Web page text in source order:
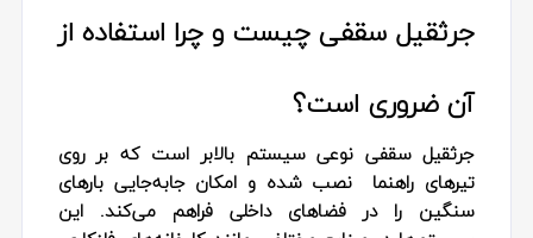
جرثقیل سقفی چیست و چرا استفاده از
آن ضروری است؟
جرثقیل سقفی نوعی سیستم بالابر است که بر روی
تیرهای راهنما نصب شده و امکان جابه‌جایی بارهای
سنگین را در فضاهای داخلی فراهم می‌کند. این